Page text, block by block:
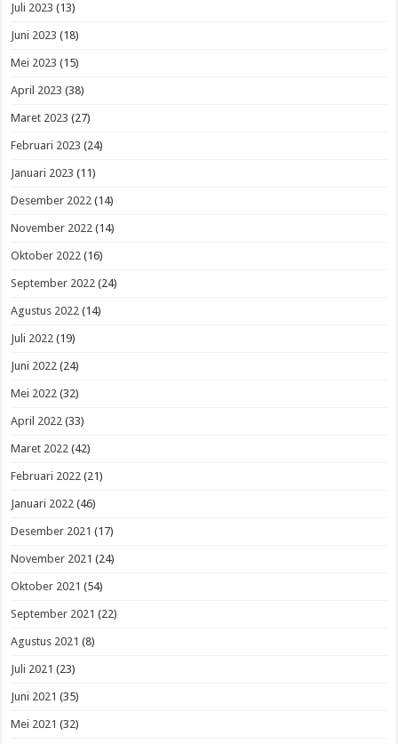
Juli 2023 (13)
Juni 2023 (18)
Mei 2023 (15)
April 2023 (38)
Maret 2023 (27)
Februari 2023 (24)
Januari 2023 (11)
Desember 2022 (14)
November 2022 (14)
Oktober 2022 (16)
September 2022 (24)
Agustus 2022 (14)
Juli 2022 (19)
Juni 2022 (24)
Mei 2022 (32)
April 2022 (33)
Maret 2022 (42)
Februari 2022 (21)
Januari 2022 (46)
Desember 2021 (17)
November 2021 (24)
Oktober 2021 (54)
September 2021 (22)
Agustus 2021 (8)
Juli 2021 (23)
Juni 2021 (35)
Mei 2021 (32)